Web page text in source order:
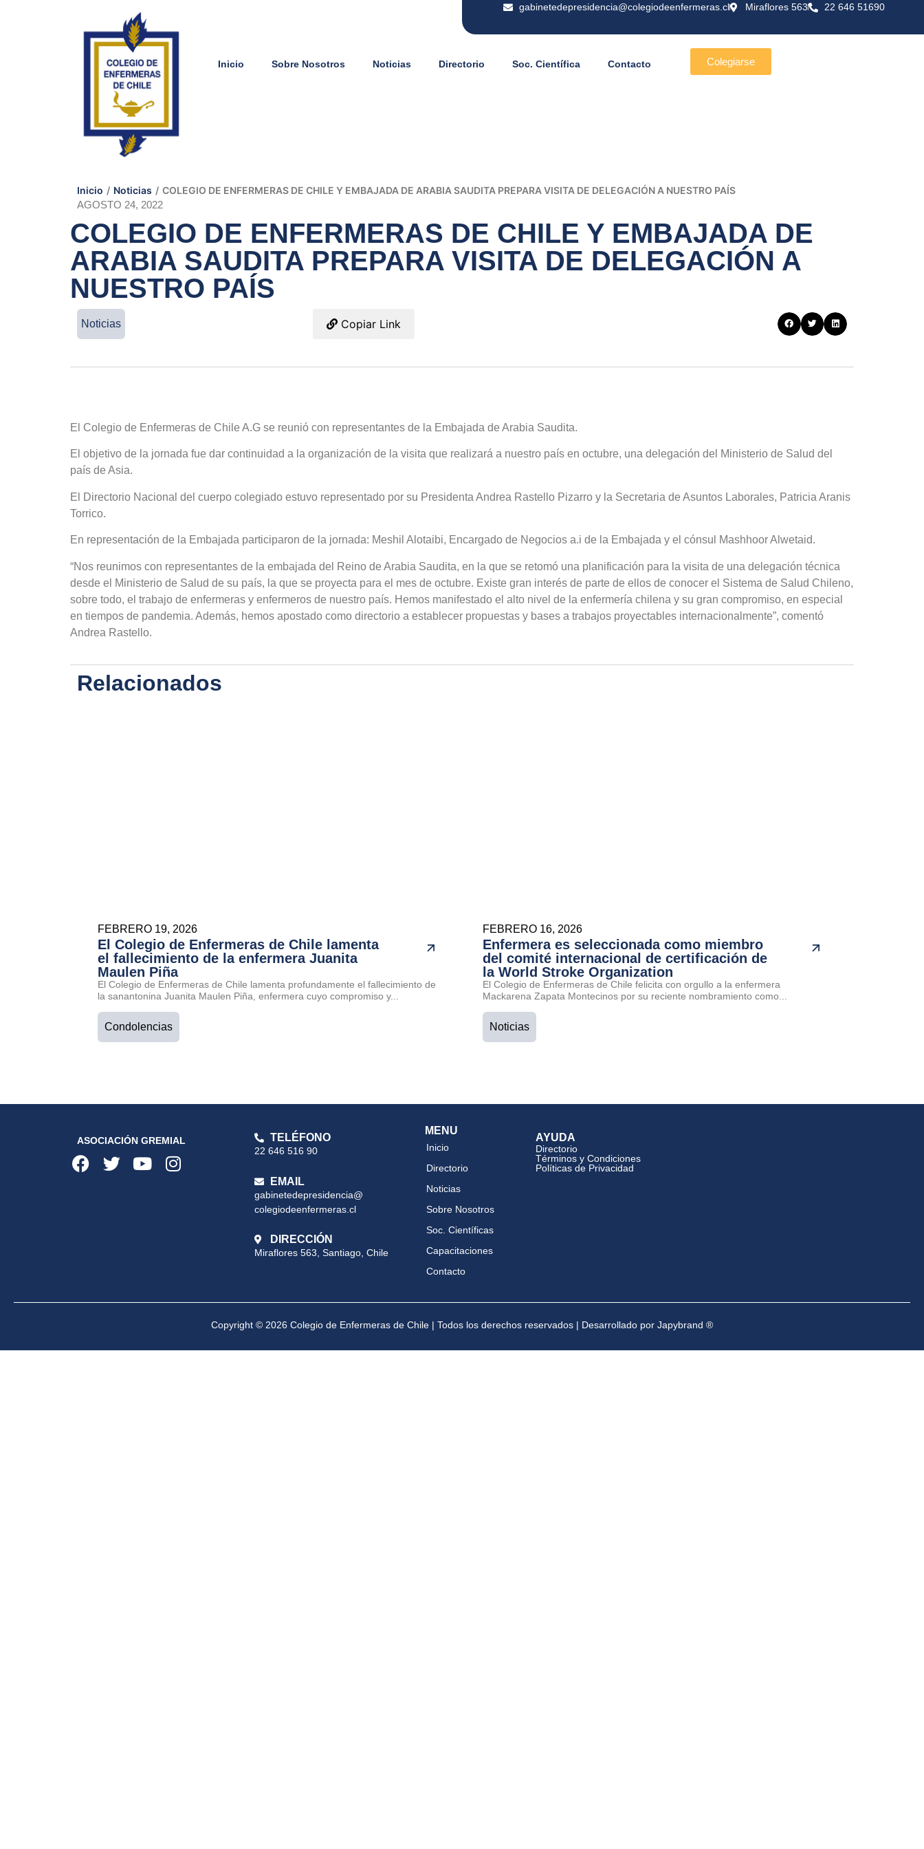
gabinetedepresidencia@colegiodeenfermeras.cl Miraflores 563 22 646 51690
Inicio Sobre Nosotros Noticias Directorio Soc. Científica Contacto Colegiarse
Inicio / Noticias / COLEGIO DE ENFERMERAS DE CHILE Y EMBAJADA DE ARABIA SAUDITA PREPARA VISITA DE DELEGACIÓN A NUESTRO PAÍS
AGOSTO 24, 2022
COLEGIO DE ENFERMERAS DE CHILE Y EMBAJADA DE
ARABIA SAUDITA PREPARA VISITA DE DELEGACIÓN A
NUESTRO PAÍS
Noticias Copiar Link
El Colegio de Enfermeras de Chile A.G se reunió con representantes de la Embajada de Arabia Saudita.
El objetivo de la jornada fue dar continuidad a la organización de la visita que realizará a nuestro país en octubre, una delegación del Ministerio de Salud del
país de Asia.
El Directorio Nacional del cuerpo colegiado estuvo representado por su Presidenta Andrea Rastello Pizarro y la Secretaria de Asuntos Laborales, Patricia Aranis
Torrico.
En representación de la Embajada participaron de la jornada: Meshil Alotaibi, Encargado de Negocios a.i de la Embajada y el cónsul Mashhoor Alwetaid.
“Nos reunimos con representantes de la embajada del Reino de Arabia Saudita, en la que se retomó una planificación para la visita de una delegación técnica
desde el Ministerio de Salud de su país, la que se proyecta para el mes de octubre. Existe gran interés de parte de ellos de conocer el Sistema de Salud Chileno,
sobre todo, el trabajo de enfermeras y enfermeros de nuestro país. Hemos manifestado el alto nivel de la enfermería chilena y su gran compromiso, en especial
en tiempos de pandemia. Además, hemos apostado como directorio a establecer propuestas y bases a trabajos proyectables internacionalmente”, comentó
Andrea Rastello.
Relacionados
FEBRERO 19, 2026
El Colegio de Enfermeras de Chile lamenta
el fallecimiento de la enfermera Juanita
Maulen Piña
El Colegio de Enfermeras de Chile lamenta profundamente el fallecimiento de
la sanantonina Juanita Maulen Piña, enfermera cuyo compromiso y...
Condolencias
FEBRERO 16, 2026
Enfermera es seleccionada como miembro
del comité internacional de certificación de
la World Stroke Organization
El Colegio de Enfermeras de Chile felicita con orgullo a la enfermera
Mackarena Zapata Montecinos por su reciente nombramiento como...
Noticias
ASOCIACIÓN GREMIAL TELÉFONO
22 646 516 90
EMAIL
gabinetedepresidencia@
colegiodeenfermeras.cl
DIRECCIÓN
Miraflores 563, Santiago, Chile
MENU
Inicio
Directorio
Noticias
Sobre Nosotros
Soc. Científicas
Capacitaciones
Contacto
AYUDA
Directorio
Términos y Condiciones
Políticas de Privacidad
Copyright © 2026 Colegio de Enfermeras de Chile | Todos los derechos reservados | Desarrollado por Japybrand ®